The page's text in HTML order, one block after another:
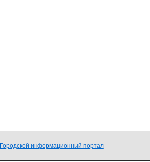
Городской информационный портал